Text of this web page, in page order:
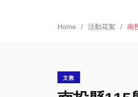
Home 活動花絮 南
文教